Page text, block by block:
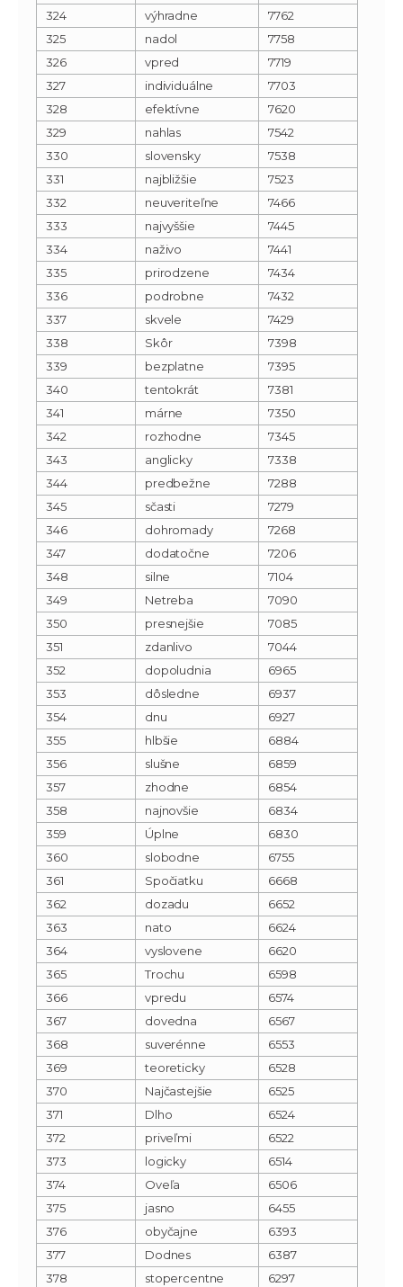
324
výhradne
7762
325
nadol
7758
326
vpred
7719
327
individuálne
7703
328
efektívne
7620
329
nahlas
7542
330
slovensky
7538
331
najbližšie
7523
332
neuveriteľne
7466
333
najvyššie
7445
334
naživo
7441
335
prirodzene
7434
336
podrobne
7432
337
skvele
7429
338
Skôr
7398
339
bezplatne
7395
340
tentokrát
7381
341
márne
7350
342
rozhodne
7345
343
anglicky
7338
344
predbežne
7288
345
sčasti
7279
346
dohromady
7268
347
dodatočne
7206
348
silne
7104
349
Netreba
7090
350
presnejšie
7085
351
zdanlivo
7044
352
dopoludnia
6965
353
dôsledne
6937
354
dnu
6927
355
hlbšie
6884
356
slušne
6859
357
zhodne
6854
358
najnovšie
6834
359
Úplne
6830
360
slobodne
6755
361
Spočiatku
6668
362
dozadu
6652
363
nato
6624
364
vyslovene
6620
365
Trochu
6598
366
vpredu
6574
367
dovedna
6567
368
suverénne
6553
369
teoreticky
6528
370
Najčastejšie
6525
371
Dlho
6524
372
priveľmi
6522
373
logicky
6514
374
Oveľa
6506
375
jasno
6455
376
obyčajne
6393
377
Dodnes
6387
378
stopercentne
6297